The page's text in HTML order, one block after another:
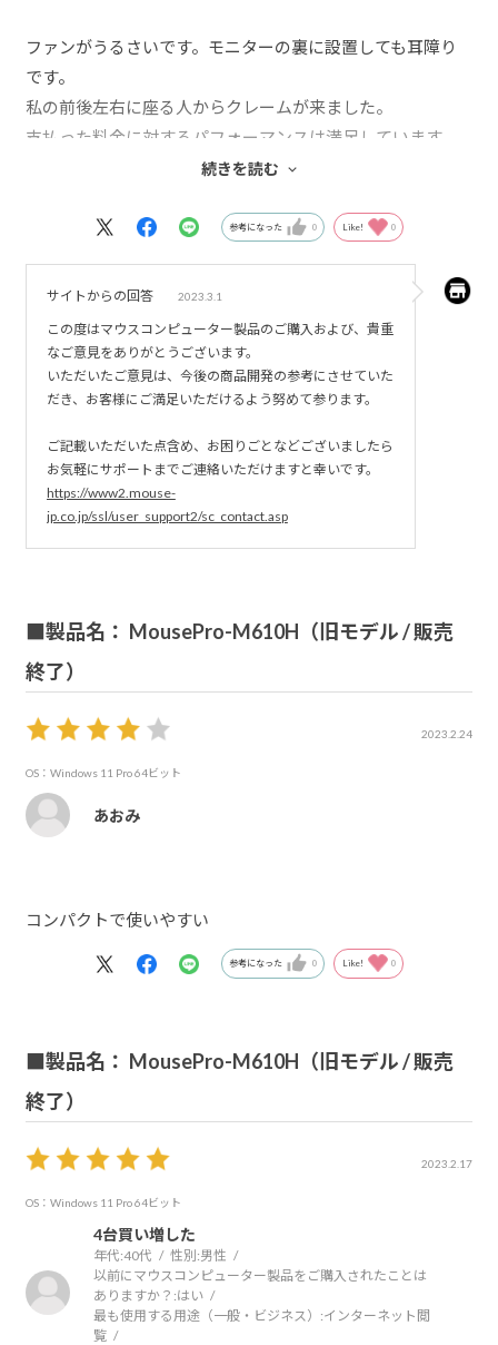
ファンがうるさいです。モニターの裏に設置しても耳障り
です。
私の前後左右に座る人からクレームが来ました。
支払った料金に対するパフォーマンスは満足しています。
起動は早いしストレスありません。
せっかくのパソコンですが、使い道がなくなりました。
続きを読む
参考になった 0 Like! 0
サイトからの回答 2023.3.1
この度はマウスコンピューター製品のご購入および、貴重
なご意見をありがとうございます。
いただいたご意見は、今後の商品開発の参考にさせていた
だき、お客様にご満足いただけるよう努めて参ります。
ご記載いただいた点含め、お困りごとなどございましたら
お気軽にサポートまでご連絡いただけますと幸いです。
https://www2.mouse-
jp.co.jp/ssl/user_support2/sc_contact.asp
■製品名： MousePro-M610H（旧モデル / 販売
終了）
2023.2.24
OS：Windows 11 Pro 64ビット
あおみ
コンパクトで使いやすい
参考になった 0 Like! 0
■製品名： MousePro-M610H（旧モデル / 販売
終了）
2023.2.17
OS：Windows 11 Pro 64ビット
4台買い増した
年代:40代 性別:男性
以前にマウスコンピューター製品をご購入されたことは
ありますか？:はい
最も使用する用途（一般・ビジネス）:インターネット閲
覧